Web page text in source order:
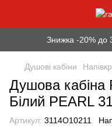
Знижка -20% до
Душові кабіни
Душова кабіна
Білий PEARL
Артикул: 3114O10211